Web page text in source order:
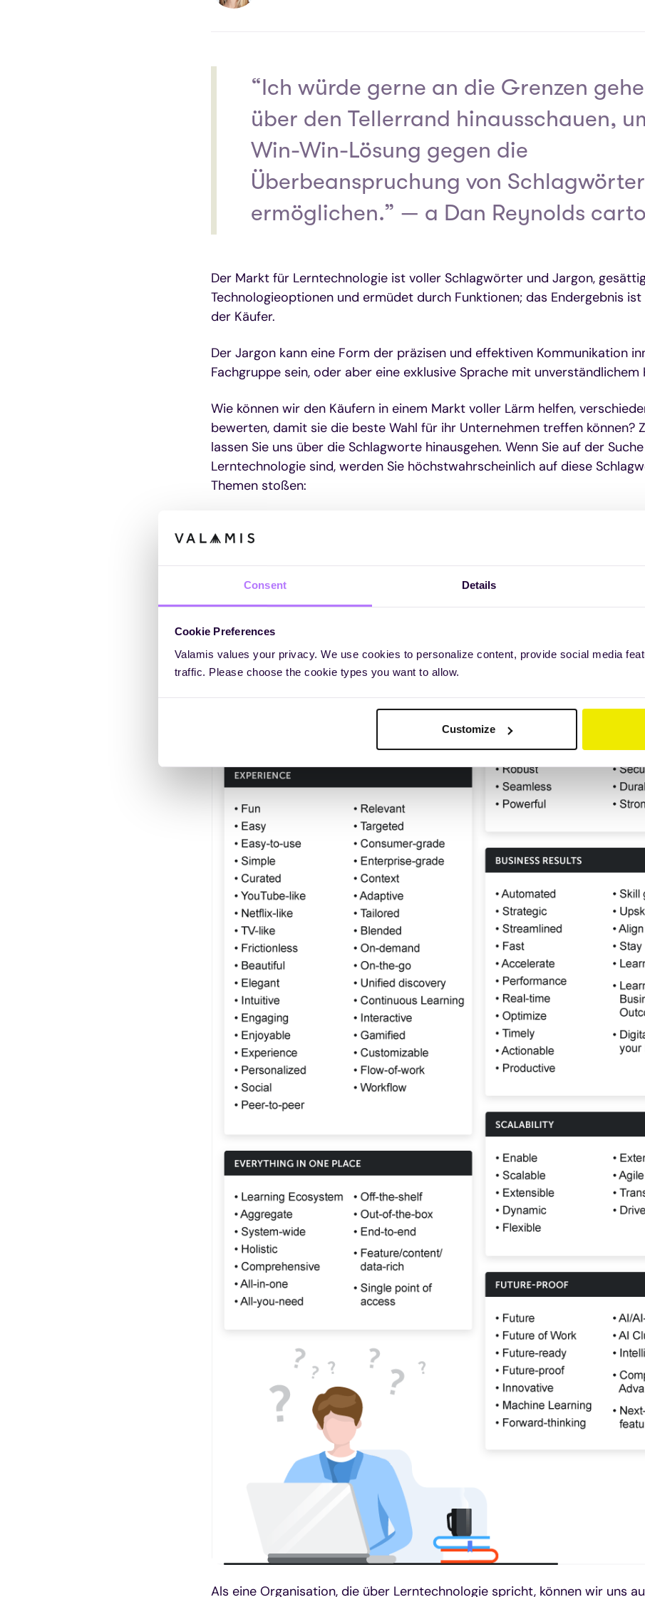
Consent Details
Cookie Preferences
Valamis values your privacy. We use cookies to personalize content, provide social media
traffic. Please choose the cookie types you want to allow.
Customize
“Ich würde gerne an die Grenzen
über den Tellerrand hinausschauen,
Win-Win-Lösung gegen die
Überbeanspruchung von
ermöglichen.” — a Dan Reynolds
Der Markt für Lerntechnologie ist voller Schlagwörter und Jargon,
Technologieoptionen und ermüdet durch Funktionen; das Endergebnis
der Käufer.
Der Jargon kann eine Form der präzisen und effektiven Kommunikation
Fachgruppe sein, oder aber eine exklusive Sprache mit unverständlichem
Wie können wir den Käufern in einem Markt voller Lärm helfen,
bewerten, damit sie die beste Wahl für ihr Unternehmen treffen können?
lassen Sie uns über die Schlagworte hinausgehen. Wenn Sie auf der
Lerntechnologie sind, werden Sie höchstwahrscheinlich auf diese
Themen stoßen:
Als eine Organisation, die über Lerntechnologie spricht, können wir uns